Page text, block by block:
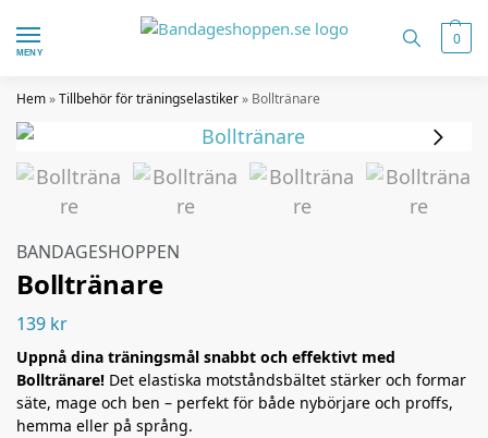
MENY
0
Hem»Tillbehör för träningselastiker» Bolltränare
BANDAGESHOPPEN
Bolltränare
139 kr
Uppnå dina träningsmål snabbt och effektivt med
Bolltränare! Det elastiska motståndsbältet stärker och formar
säte, mage och ben – perfekt för både nybörjare och proffs,
hemma eller på språng.